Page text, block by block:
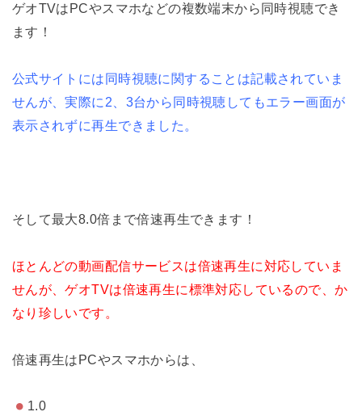
ゲオTVはPCやスマホなどの複数端末から同時視聴でき
ます！
公式サイトには同時視聴に関することは記載されていま
せんが、実際に2、3台から同時視聴してもエラー画面が
表示されずに再生できました。
そして最大8.0倍まで倍速再生できます！
ほとんどの動画配信サービスは倍速再生に対応していま
せんが、ゲオTVは倍速再生に標準対応しているので、か
なり珍しいです。
倍速再生はPCやスマホからは、
1.0